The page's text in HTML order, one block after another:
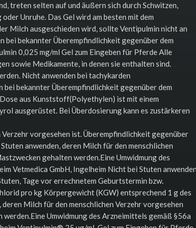
treten selten auf und äußern sich durch Schwitzen,
Unruhe. Das Gel wird am besten mit dem
Milch ausgeschieden wird, sollte Ventipulmin nicht an
bekannter Überempfindlichkeit gegenüber dem
0,025 mg/ml Gel zum Eingeben für Pferde Alle
sowie Medikamente, in denen sie enthalten sind.
Nicht anwenden bei tachykarden
bekannter Überempfindlichkeit gegenüber dem
aus Kunststoff(Polyethylen) ist mit einem
ausgerüstet. Bei Überdosierung kann es zustärkeren
vorgesehen ist. Überempfindlichkeit gegenüber
anwenden, deren Milch für den menschlichen
gehalten werden.Eine Umwidmung des
Vetmedica GmbH, Ingelheim Nicht bei Stuten
Tage vor errechnetem Geburtstermin bzw.
pro kg Körpergewicht (KGW) entsprechend 1 g des
Milch für den menschlichen Verzehr vorgesehen
Umwidmung des Arzneimittels gemäß §56a